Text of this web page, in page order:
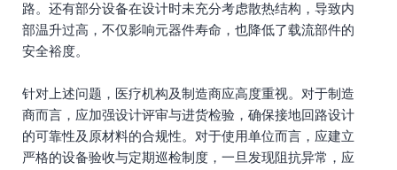
路。还有部分设备在设计时未充分考虑散热结构，导致内
部温升过高，不仅影响元器件寿命，也降低了载流部件的
安全裕度。
针对上述问题，医疗机构及制造商应高度重视。对于制造
商而言，应加强设计评审与进货检验，确保接地回路设计
的可靠性及原材料的合规性。对于使用单位而言，应建立
严格的设备验收与定期巡检制度，一旦发现阻抗异常，应